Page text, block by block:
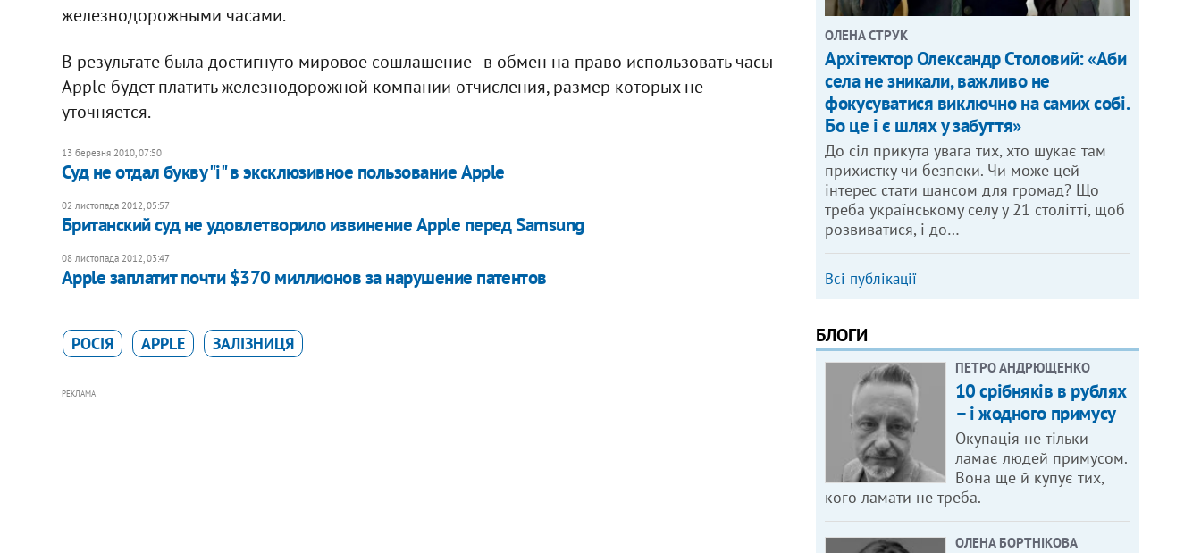
железнодорожными часами.
В результате была достигнуто мировое сошлашение - в обмен на право использовать часы
Apple будет платить железнодорожной компании отчисления, размер которых не
уточняется.
13 березня 2010, 07:50
Суд не отдал букву "i" в эксклюзивное пользование Apple
02 листопада 2012, 05:57
Британский суд не удовлетворило извинение Apple перед Samsung
08 листопада 2012, 03:47
Apple заплатит почти $370 миллионов за нарушение патентов
РОСІЯ APPLE ЗАЛІЗНИЦЯ
РЕКЛАМА
ОЛЕНА СТРУК
Архітектор Олександр Столовий: «Аби
села не зникали, важливо не
фокусуватися виключно на самих собі.
Бо це і є шлях у забуття»
До сіл прикута увага тих, хто шукає там
прихистку чи безпеки. Чи може цей
інтерес стати шансом для громад? Що
треба українському селу у 21 столітті, щоб
розвиватися, і до…
Всі публікації
БЛОГИ
ПЕТРО АНДРЮЩЕНКО
10 срібняків в рублях
– і жодного примусу
Окупація не тільки
ламає людей примусом.
Вона ще й купує тих,
кого ламати не треба.
ОЛЕНА БОРТНІКОВА